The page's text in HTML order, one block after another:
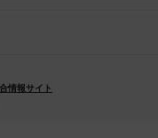
情報サイト